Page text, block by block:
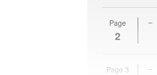
Page
2
Page 3